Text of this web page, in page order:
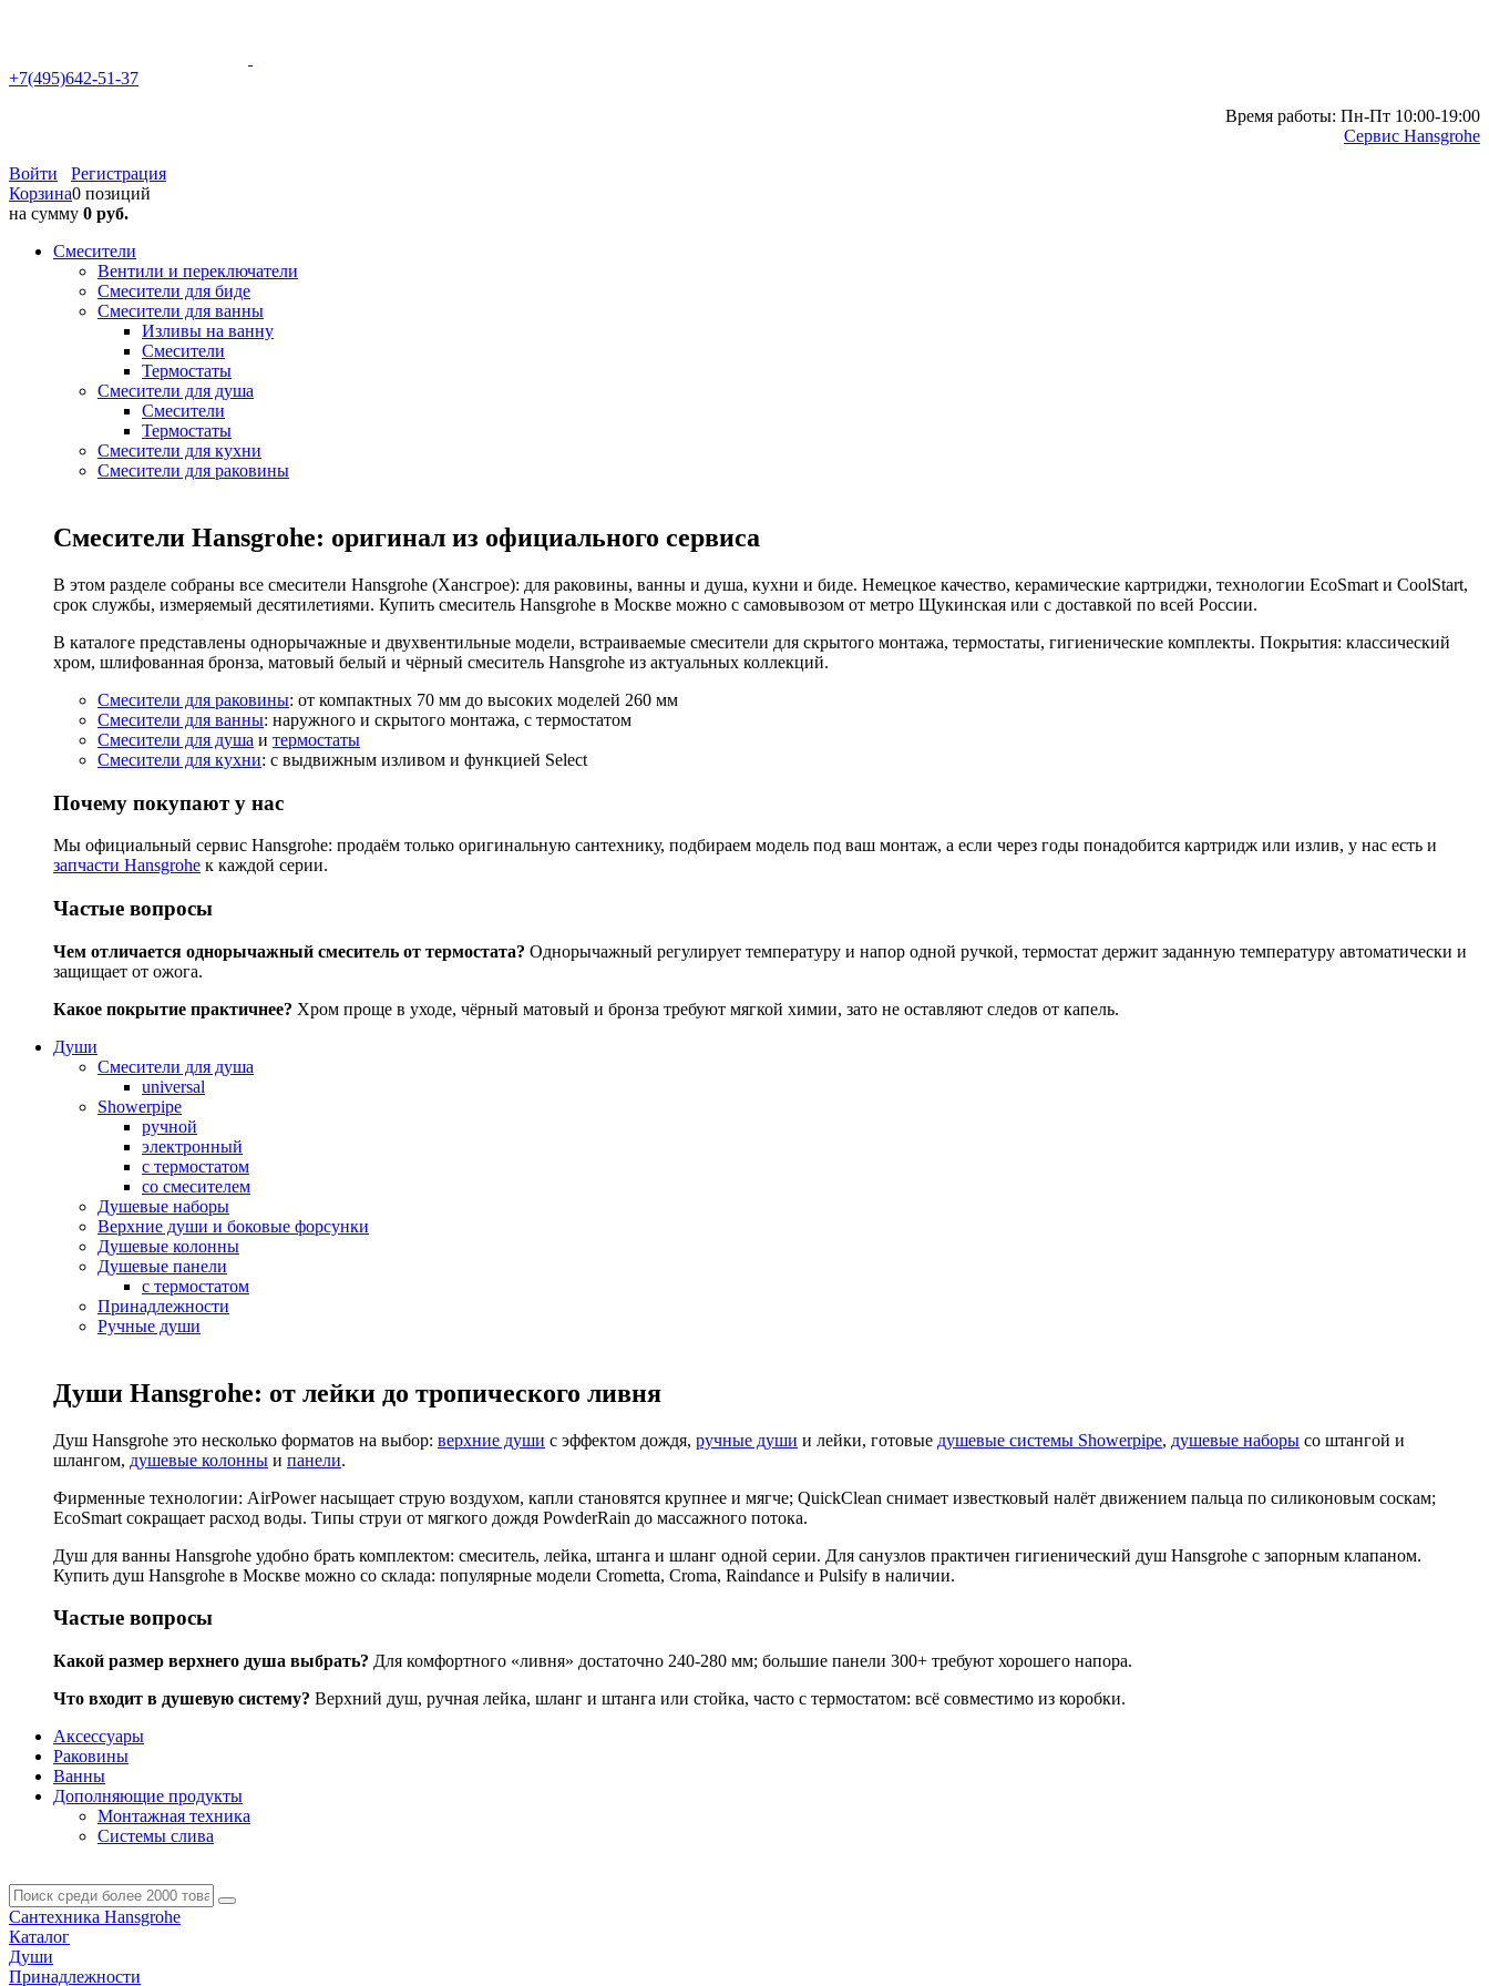
+7(495)642-51-37
Время работы: Пн-Пт 10:00-19:00
Сервис Hansgrohe
Войти
Регистрация
Корзина0 позиций
на сумму 0 руб.
Смесители
Вентили и переключатели
Смесители для биде
Смесители для ванны
Изливы на ванну
Смесители
Термостаты
Смесители для душа
Смесители
Термостаты
Смесители для кухни
Смесители для раковины
Смесители Hansgrohe: оригинал из официального сервиса
В этом разделе собраны все смесители Hansgrohe (Хансгрое): для раковины, ванны и душа, кухни и биде. Немецкое качество, керамические картриджи, технологии EcoSmart и CoolStart,
срок службы, измеряемый десятилетиями. Купить смеситель Hansgrohe в Москве можно с самовывозом от метро Щукинская или с доставкой по всей России.
В каталоге представлены однорычажные и двухвентильные модели, встраиваемые смесители для скрытого монтажа, термостаты, гигиенические комплекты. Покрытия: классический
хром, шлифованная бронза, матовый белый и чёрный смеситель Hansgrohe из актуальных коллекций.
Смесители для раковины: от компактных 70 мм до высоких моделей 260 мм
Смесители для ванны: наружного и скрытого монтажа, с термостатом
Смесители для душа и термостаты
Смесители для кухни: с выдвижным изливом и функцией Select
Почему покупают у нас
Мы официальный сервис Hansgrohe: продаём только оригинальную сантехнику, подбираем модель под ваш монтаж, а если через годы понадобится картридж или излив, у нас есть и
запчасти Hansgrohe к каждой серии.
Частые вопросы
Чем отличается однорычажный смеситель от термостата? Однорычажный регулирует температуру и напор одной ручкой, термостат держит заданную температуру автоматически и
защищает от ожога.
Какое покрытие практичнее? Хром проще в уходе, чёрный матовый и бронза требуют мягкой химии, зато не оставляют следов от капель.
Души
Смесители для душа
universal
Showerpipe
ручной
электронный
с термостатом
со смесителем
Душевые наборы
Верхние души и боковые форсунки
Душевые колонны
Душевые панели
с термостатом
Принадлежности
Ручные души
Души Hansgrohe: от лейки до тропического ливня
Душ Hansgrohe это несколько форматов на выбор: верхние души с эффектом дождя, ручные души и лейки, готовые душевые системы Showerpipe, душевые наборы со штангой и
шлангом, душевые колонны и панели.
Фирменные технологии: AirPower насыщает струю воздухом, капли становятся крупнее и мягче; QuickClean снимает известковый налёт движением пальца по силиконовым соскам;
EcoSmart сокращает расход воды. Типы струи от мягкого дождя PowderRain до массажного потока.
Душ для ванны Hansgrohe удобно брать комплектом: смеситель, лейка, штанга и шланг одной серии. Для санузлов практичен гигиенический душ Hansgrohe с запорным клапаном.
Купить душ Hansgrohe в Москве можно со склада: популярные модели Crometta, Croma, Raindance и Pulsify в наличии.
Частые вопросы
Какой размер верхнего душа выбрать? Для комфортного «ливня» достаточно 240-280 мм; большие панели 300+ требуют хорошего напора.
Что входит в душевую систему? Верхний душ, ручная лейка, шланг и штанга или стойка, часто с термостатом: всё совместимо из коробки.
Аксессуары
Раковины
Ванны
Дополняющие продукты
Монтажная техника
Системы слива
Сантехника Hansgrohe
Каталог
Души
Принадлежности